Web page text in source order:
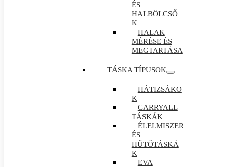
ÉS
HALBÖLCSŐ
K
HALAK
MÉRÉSE ÉS
MEGTARTÁSA
TÁSKA TÍPUSOK
HÁTIZSÁKO
K
CARRYALL
TÁSKÁK
ÉLELMISZER
ÉS
HŰTŐTÁSKÁ
K
EVA